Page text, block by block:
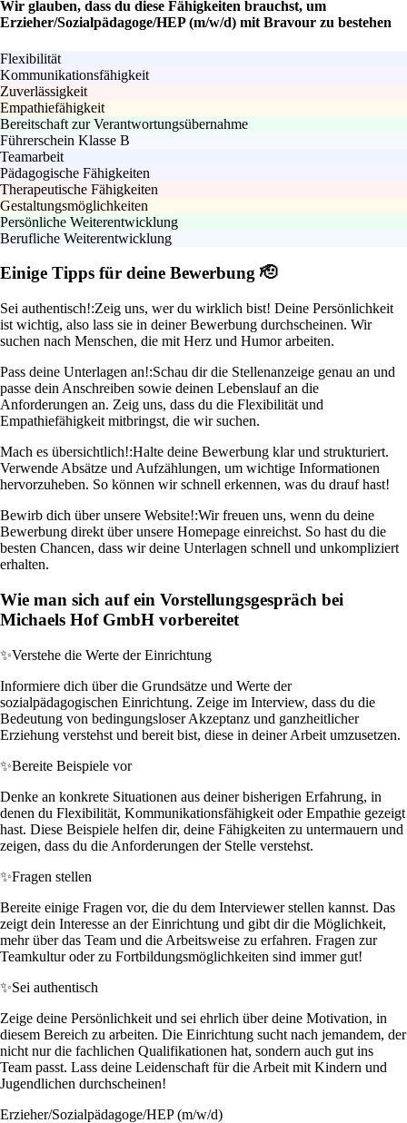
Wir glauben, dass du diese Fähigkeiten brauchst, um
Erzieher/Sozialpädagoge/HEP (m/w/d) mit Bravour zu bestehen
Flexibilität
Kommunikationsfähigkeit
Zuverlässigkeit
Empathiefähigkeit
Bereitschaft zur Verantwortungsübernahme
Führerschein Klasse B
Teamarbeit
Pädagogische Fähigkeiten
Therapeutische Fähigkeiten
Gestaltungsmöglichkeiten
Persönliche Weiterentwicklung
Berufliche Weiterentwicklung
Einige Tipps für deine Bewerbung 🫡
Sei authentisch!:Zeig uns, wer du wirklich bist! Deine Persönlichkeit
ist wichtig, also lass sie in deiner Bewerbung durchscheinen. Wir
suchen nach Menschen, die mit Herz und Humor arbeiten.
Pass deine Unterlagen an!:Schau dir die Stellenanzeige genau an und
passe dein Anschreiben sowie deinen Lebenslauf an die
Anforderungen an. Zeig uns, dass du die Flexibilität und
Empathiefähigkeit mitbringst, die wir suchen.
Mach es übersichtlich!:Halte deine Bewerbung klar und strukturiert.
Verwende Absätze und Aufzählungen, um wichtige Informationen
hervorzuheben. So können wir schnell erkennen, was du drauf hast!
Bewirb dich über unsere Website!:Wir freuen uns, wenn du deine
Bewerbung direkt über unsere Homepage einreichst. So hast du die
besten Chancen, dass wir deine Unterlagen schnell und unkompliziert
erhalten.
Wie man sich auf ein Vorstellungsgespräch bei
Michaels Hof GmbH vorbereitet
✨Verstehe die Werte der Einrichtung
Informiere dich über die Grundsätze und Werte der
sozialpädagogischen Einrichtung. Zeige im Interview, dass du die
Bedeutung von bedingungsloser Akzeptanz und ganzheitlicher
Erziehung verstehst und bereit bist, diese in deiner Arbeit umzusetzen.
✨Bereite Beispiele vor
Denke an konkrete Situationen aus deiner bisherigen Erfahrung, in
denen du Flexibilität, Kommunikationsfähigkeit oder Empathie gezeigt
hast. Diese Beispiele helfen dir, deine Fähigkeiten zu untermauern und
zeigen, dass du die Anforderungen der Stelle verstehst.
✨Fragen stellen
Bereite einige Fragen vor, die du dem Interviewer stellen kannst. Das
zeigt dein Interesse an der Einrichtung und gibt dir die Möglichkeit,
mehr über das Team und die Arbeitsweise zu erfahren. Fragen zur
Teamkultur oder zu Fortbildungsmöglichkeiten sind immer gut!
✨Sei authentisch
Zeige deine Persönlichkeit und sei ehrlich über deine Motivation, in
diesem Bereich zu arbeiten. Die Einrichtung sucht nach jemandem, der
nicht nur die fachlichen Qualifikationen hat, sondern auch gut ins
Team passt. Lass deine Leidenschaft für die Arbeit mit Kindern und
Jugendlichen durchscheinen!
Erzieher/Sozialpädagoge/HEP (m/w/d)